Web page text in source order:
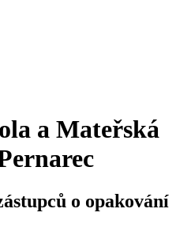
a Mateřská
o opakování